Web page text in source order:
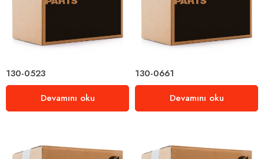
130-0523
Devamını oku
130-0661
Devamını oku